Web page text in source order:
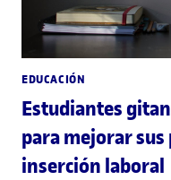
EDUCACIÓN
Estudiantes
para mejorar
inserción laboral